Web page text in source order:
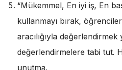
“Mükemmel, En iyi iş, En
kullanmayı bırak,
aracılığıyla
değerlendirmelere tabi tut.
unutma.